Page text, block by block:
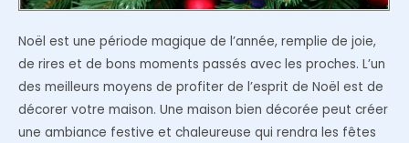
Noël est une période magique de l’année, remplie de joie,
de rires et de bons moments passés avec les proches. L’un
des meilleurs moyens de profiter de l’esprit de Noël est de
décorer votre maison. Une maison bien décorée peut créer
une ambiance festive et chaleureuse qui rendra les fêtes